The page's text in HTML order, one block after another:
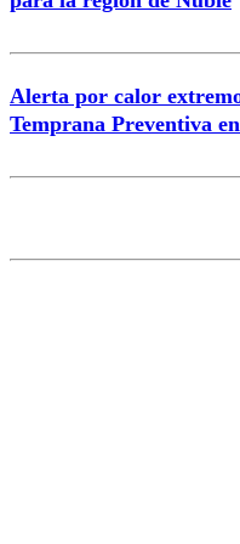
Alerta por calor
Temprana Preventiva